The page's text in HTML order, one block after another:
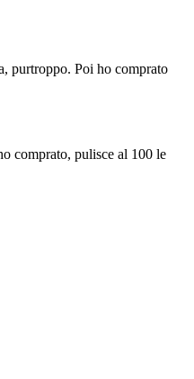
purtroppo. Poi ho comprato
comprato, pulisce al 100 le